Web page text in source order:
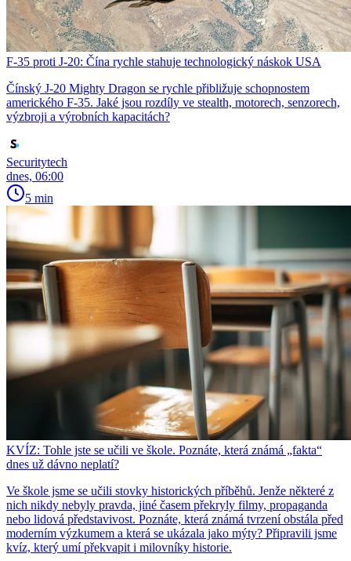
F-35 proti J-20: Čína rychle stahuje technologický náskok USA
Čínský J-20 Mighty Dragon se rychle přibližuje schopnostem
amerického F-35. Jaké jsou rozdíly ve stealth, motorech, senzorech,
výzbroji a výrobních kapacitách?
Securitytech
dnes, 06:00
5 min
KVÍZ: Tohle jste se učili ve škole. Poznáte, která známá „fakta“
dnes už dávno neplatí?
Ve škole jsme se učili stovky historických příběhů. Jenže některé z
nich nikdy nebyly pravda, jiné časem překryly filmy, propaganda
nebo lidová představivost. Poznáte, která známá tvrzení obstála před
moderním výzkumem a která se ukázala jako mýty? Připravili jsme
kvíz, který umí překvapit i milovníky historie.